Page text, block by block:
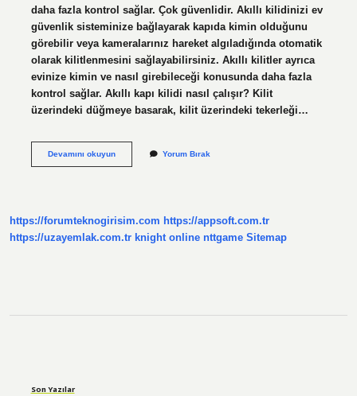
daha fazla kontrol sağlar. Çok güvenlidir. Akıllı kilidinizi ev
güvenlik sisteminize bağlayarak kapıda kimin olduğunu
görebilir veya kameralarınız hareket algıladığında otomatik
olarak kilitlenmesini sağlayabilirsiniz. Akıllı kilitler ayrıca
evinize kimin ve nasıl girebileceği konusunda daha fazla
kontrol sağlar. Akıllı kapı kilidi nasıl çalışır? Kilit
üzerindeki düğmeye basarak, kilit üzerindeki tekerleği…
Devamını okuyunAkıllı
Yorum Bırak
https://forumteknogirisim.com https://appsoft.com.tr
https://uzayemlak.com.tr knight online nttgame Sitemap
Son Yazılar